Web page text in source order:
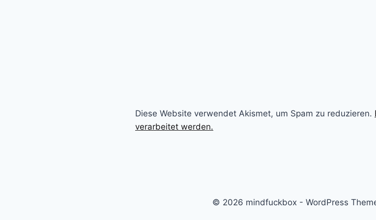
Diese Website verwendet Akismet, um Spam zu reduzieren.
verarbeitet werden.
© 2026 mindfuckbox - WordPress